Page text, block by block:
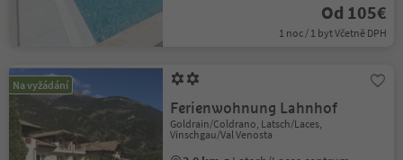
Od 105€
1 noc / 1 byt Včetně DPH
Na vyžádání
Ferienwohnung Lahnhof
Goldrain/Coldrano, Latsch/Laces,
Vinschgau/Val Venosta